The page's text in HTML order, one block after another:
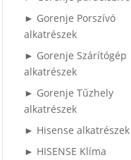
► Gorenje Porszívó
alkatrészek
► Gorenje Szárítógép
alkatrészek
► Gorenje Tűzhely
alkatrészek
► Hisense alkatrészek
► HISENSE Klíma